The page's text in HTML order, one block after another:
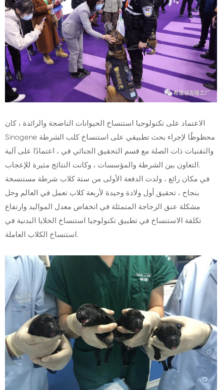
الاعتماد على تكنولوجيا استنساخ الحيوانات الناضجة والرائدة ، كان
Sinogene محظوظًا لإجراء بحث تطبيقي على استنساخ كلب الشرطة
والتقنيات ذات الصلة مع قسم التحقيق الجنائي في ، اعتمادًا على آلية
التعاون بين الشرطة والمؤسسات ، وكانت النتائج مثيرة للإعجاب.
في مكان رائع ، ولدت الدفعة الأولى من ستة كلاب شرطة مستنسخة
بنجاح ، تحقيق أول ولادة وحيدة لأربعة كلاب تعمل في العالم وحل
مشكلة عنق الزجاجة المتمثلة في انخفاض معدل المواليد وارتفاع
تكلفة الاستنساخ في تطبيق تكنولوجيا استنساخ الخلايا البدنية في
استنساخ الكلاب العاملة.